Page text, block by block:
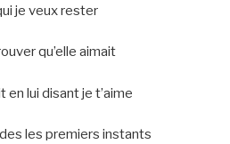
je veux rester
qu’elle aimait
en lui disant je t’aime
les premiers instants